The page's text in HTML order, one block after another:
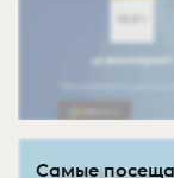
Самые